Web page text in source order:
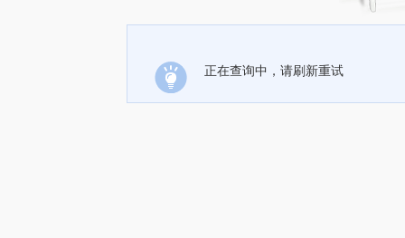
正在查询中，请刷新重试